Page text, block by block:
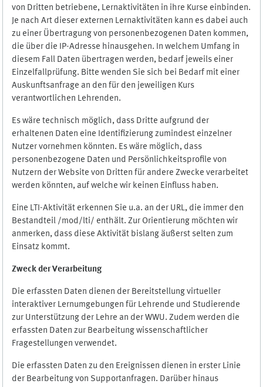
von Dritten betriebene, Lernaktivitäten in ihre Kurse einbinden.
Je nach Art dieser externen Lernaktivitäten kann es dabei auch
zu einer Übertragung von personenbezogenen Daten kommen,
die über die IP-Adresse hinausgehen. In welchem Umfang in
diesem Fall Daten übertragen werden, bedarf jeweils einer
Einzelfallprüfung. Bitte wenden Sie sich bei Bedarf mit einer
Auskunftsanfrage an den für den jeweiligen Kurs
verantwortlichen Lehrenden.
Es wäre technisch möglich, dass Dritte aufgrund der
erhaltenen Daten eine Identifizierung zumindest einzelner
Nutzer vornehmen könnten. Es wäre möglich, dass
personenbezogene Daten und Persönlichkeitsprofile von
Nutzern der Website von Dritten für andere Zwecke verarbeitet
werden könnten, auf welche wir keinen Einfluss haben.
Eine LTI-Aktivität erkennen Sie u.a. an der URL, die immer den
Bestandteil /mod/lti/ enthält. Zur Orientierung möchten wir
anmerken, dass diese Aktivität bislang äußerst selten zum
Einsatz kommt.
Zweck der Verarbeitung
Die erfassten Daten dienen der Bereitstellung virtueller
interaktiver Lernumgebungen für Lehrende und Studierende
zur Unterstützung der Lehre an der WWU. Zudem werden die
erfassten Daten zur Bearbeitung wissenschaftlicher
Fragestellungen verwendet.
Die erfassten Daten zu den Ereignissen dienen in erster Linie
der Bearbeitung von Supportanfragen. Darüber hinaus